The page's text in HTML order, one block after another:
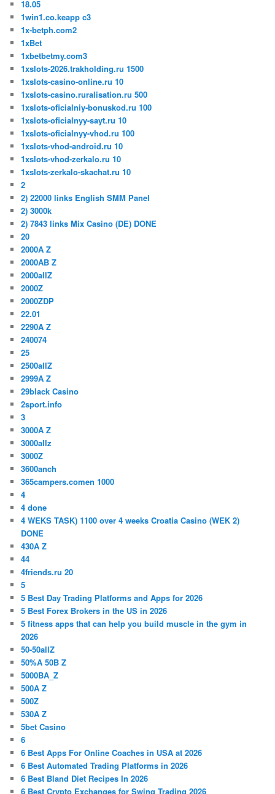
18.05
1win1.co.keapp c3
1x-betph.com2
1xBet
1xbetbetmy.com3
1xslots-2026.trakholding.ru 1500
1xslots-casino-online.ru 10
1xslots-casino.ruralisation.ru 500
1xslots-oficialniy-bonuskod.ru 100
1xslots-oficialnyy-sayt.ru 10
1xslots-oficialnyy-vhod.ru 100
1xslots-vhod-android.ru 10
1xslots-vhod-zerkalo.ru 10
1xslots-zerkalo-skachat.ru 10
2
2) 22000 links English SMM Panel
2) 3000k
2) 7843 links Mix Casino (DE) DONE
20
2000A Z
2000AB Z
2000allZ
2000Z
2000ZDP
22.01
2290A Z
240074
25
2500allZ
2999A Z
29black Casino
2sport.info
3
3000A Z
3000allz
3000Z
3600anch
365campers.comen 1000
4
4 done
4 WEKS TASK) 1100 over 4 weeks Croatia Casino (WEK 2)
DONE
430A Z
44
4friends.ru 20
5
5 Best Day Trading Platforms and Apps for 2026
5 Best Forex Brokers in the US in 2026
5 fitness apps that can help you build muscle in the gym in
2026
50-50allZ
50%A 50B Z
5000BA_Z
500A Z
500Z
530A Z
5bet Casino
6
6 Best Apps For Online Coaches in USA at 2026
6 Best Automated Trading Platforms in 2026
6 Best Bland Diet Recipes In 2026
6 Best Crypto Exchanges for Swing Trading 2026